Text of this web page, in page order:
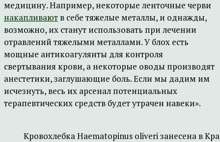
медицину. Например, некоторые ленточные черви
накапливают в себе тяжелые металлы, и однажды,
возможно, их станут использовать при лечении
отравлений тяжелыми металлами. У блох есть
мощные антикоагулянты для контроля
свертывания крови, а некоторые оводы производят
анестетики, заглушающие боль. Если мы дадим им
исчезнуть, весь их арсенал потенциальных
терапевтических средств будет утрачен навеки».
Кровохлебка Haematopinus oliveri занесена в